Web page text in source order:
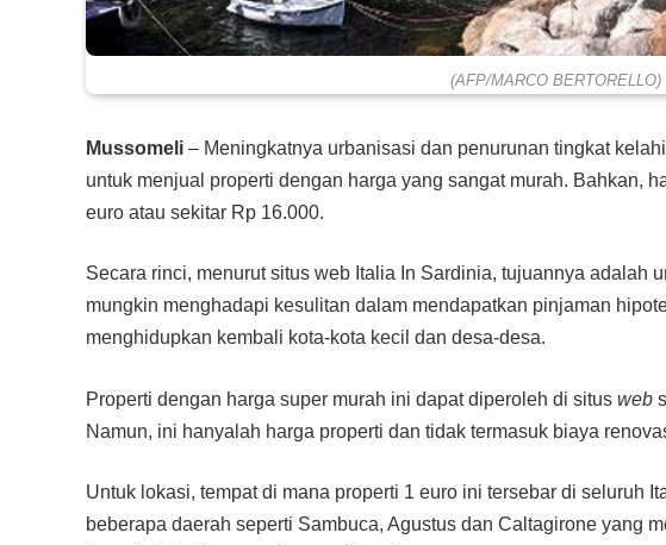
(AFP/MARCO BERTORELLO)
Mussomeli – Meningkatnya urbanisasi dan penurunan tingkat
untuk menjual properti dengan harga yang sangat murah. Bahkan,
euro atau sekitar Rp 16.000.
Secara rinci, menurut situs web Italia In Sardinia, tujuannya adalah
mungkin menghadapi kesulitan dalam mendapatkan pinjaman
menghidupkan kembali kota-kota kecil dan desa-desa.
Properti dengan harga super murah ini dapat diperoleh di situs web
Namun, ini hanyalah harga properti dan tidak termasuk biaya
Untuk lokasi, tempat di mana properti 1 euro ini tersebar di seluruh
beberapa daerah seperti Sambuca, Agustus dan Caltagirone yang